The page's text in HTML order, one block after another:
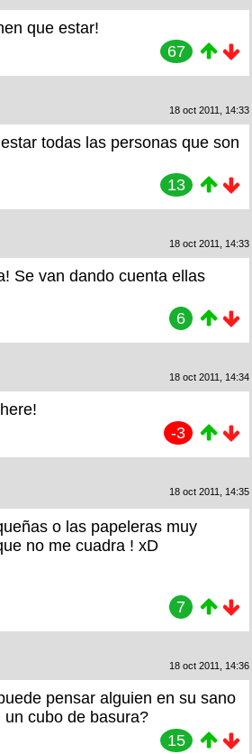
que estar!
67
18 oct 2011, 14:33
todas las personas que son
13
18 oct 2011, 14:33
Se van dando cuenta ellas
6
18 oct 2011, 14:34
-3
18 oct 2011, 14:35
o las papeleras muy
no me cuadra ! xD
7
18 oct 2011, 14:36
pensar alguien en su sano
cubo de basura?
15